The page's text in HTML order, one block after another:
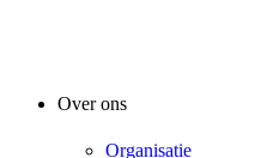
Over ons
Organisatie